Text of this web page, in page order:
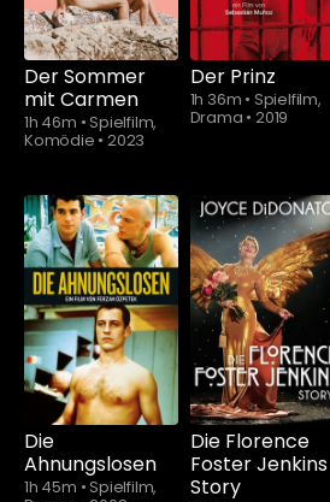
Der Sommer
mit Carmen
1h 46m • Spielfilm,
Komödie • 2023
Der Prinz
1h 36m • Spielfilm,
Drama • 2019
Die
Ahnungslosen
1h 45m • Spielfilm,
Die Florence
Foster Jenkins
Story